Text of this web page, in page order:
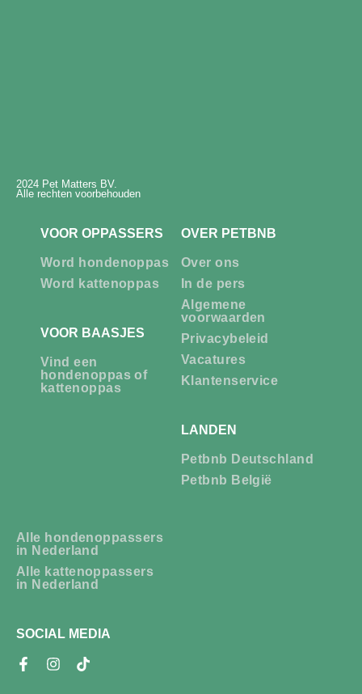
2024 Pet Matters BV.
Alle rechten voorbehouden
VOOR OPPASSERS
Word hondenoppas
Word kattenoppas
VOOR BAASJES
Vind een
hondenoppas of
kattenoppas
OVER PETBNB
Over ons
In de pers
Algemene
voorwaarden
Privacybeleid
Vacatures
Klantenservice
LANDEN
Petbnb Deutschland
Petbnb België
Alle hondenoppassers
in Nederland
Alle kattenoppassers
in Nederland
SOCIAL MEDIA